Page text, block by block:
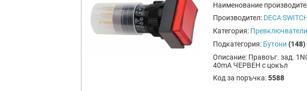
Наименование
Производител: DECA
Категория: Превключватели
Подкатегория: Бутони (148)
Описание: Правоъг. зад.
40mA ЧЕРВЕН с цокъл
Код за поръчка:5588